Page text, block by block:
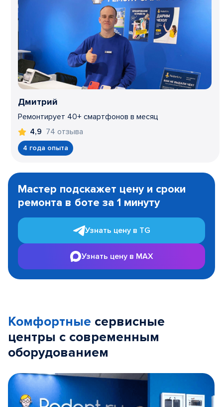
Дмитрий
Ремонтирует 40+ смартфонов в месяц
4,9 74 отзыва
4 года опыта
1
Мастер подскажет цену и сроки
ремонта в боте за 1 минуту
Узнать цену в TG
Узнать цену в MAX
Комфортные сервисные
центры с современным
оборудованием